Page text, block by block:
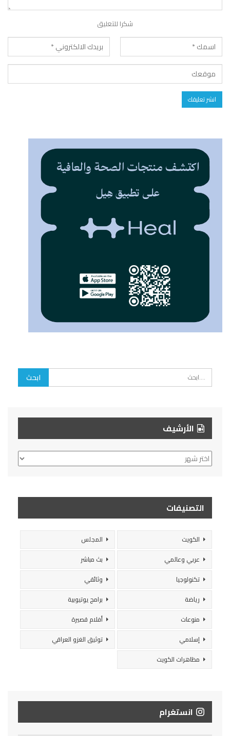
شكرا للتعليق
الأرشيف
الأرشيف
التصنيفات
الكويت
المجلس
عربي وعالمي
بث مباشر
تكنولوجيا
وثائقي
رياضة
برامج يوتيوبية
منوعات
أفلام قصيرة
إسلامي
توثيق الغزو العراقي
مظاهرات الكويت
انستغرام